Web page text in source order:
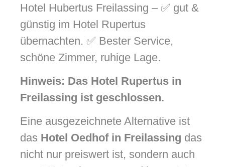
Hotel Hubertus Freilassing – ✅ gut &
günstig im Hotel Rupertus
übernachten. ✅ Bester Service,
schöne Zimmer, ruhige Lage.
Hinweis: Das Hotel Rupertus in
Freilassing ist geschlossen.
Eine ausgezeichnete Alternative ist
das Hotel Oedhof in Freilassing das
nicht nur preiswert ist, sondern auch